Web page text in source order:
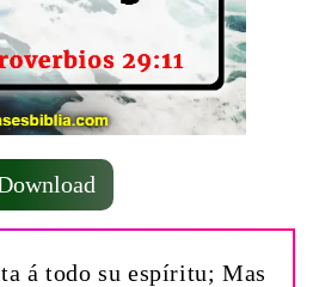
á todo su espíritu; Mas